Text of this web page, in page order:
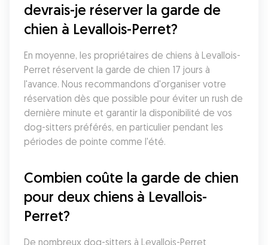
devrais-je réserver la garde de
chien à Levallois-Perret?
En moyenne, les propriétaires de chiens à Levallois-
Perret réservent la garde de chien 17 jours à
l'avance. Nous recommandons d'organiser votre
réservation dès que possible pour éviter un rush de
dernière minute et garantir la disponibilité de vos
dog-sitters préférés, en particulier pendant les
périodes de pointe comme l'été.
Combien coûte la garde de chien
pour deux chiens à Levallois-
Perret?
De nombreux dog-sitters à Levallois-Perret